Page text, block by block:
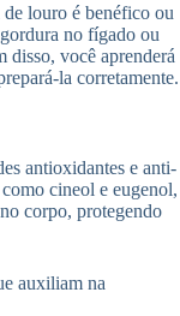
louro é benéfico ou
no fígado ou
disso, você aprenderá
la corretamente.
antioxidantes e anti-
como cineol e eugenol,
corpo, protegendo
auxiliam na